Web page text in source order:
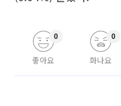
좋아요
0
화나요
0